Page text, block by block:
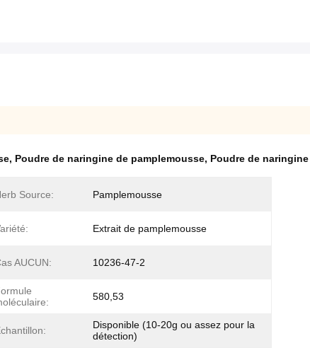
, Poudre de naringine de pamplemousse, Poudre de
Source: Pamplemousse
Extrait de pamplemousse
AUCUN: 10236-47-2
580,53
Disponible (10-20g ou assez pour la
détection)